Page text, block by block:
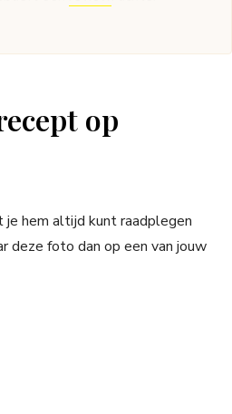
op
hem altijd kunt raadplegen
deze foto dan op een van jouw